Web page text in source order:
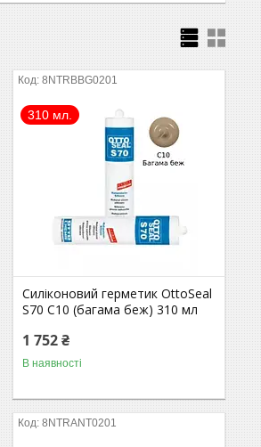
8NTRBBG0201
310 мл.
Силіконовий герметик OttoSeal
S70 С10 (багама беж) 310 мл
1 752 ₴
В наявності
8NTRANT0201